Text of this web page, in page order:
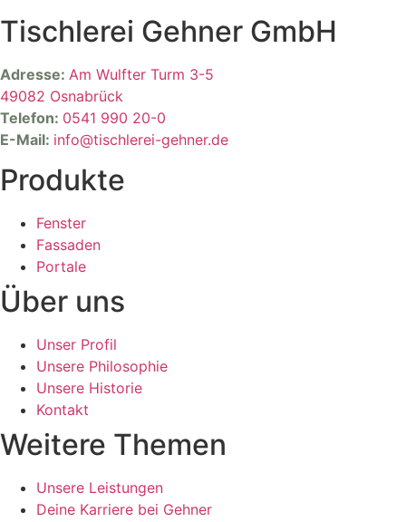
Tischlerei Gehner GmbH
Adresse: Am Wulfter Turm 3-5
49082 Osnabrück
Telefon: 0541 990 20-0
E-Mail: info@tischlerei-gehner.de
Produkte
Fenster
Fassaden
Portale
Über uns
Unser Profil
Unsere Philosophie
Unsere Historie
Kontakt
Weitere Themen
Unsere Leistungen
Deine Karriere bei Gehner